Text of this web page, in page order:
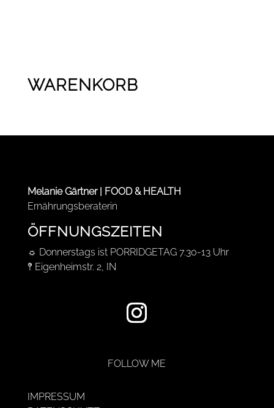
WARENKORB
Melanie Gärtner | FOOD & HEALTH
Ernährungsberaterin
ÖFFNUNGSZEITEN
☼ Donnerstags ist PORRIDGETAG 7.30-13 Uhr
𖤥 Eigenheimstr. 2, IN
FOLLOW ME
IMPRESSUM